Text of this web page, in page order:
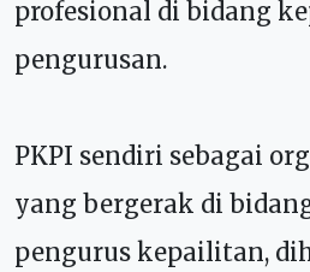
profesional di bidang
pengurusan.
PKPI sendiri sebagai
yang bergerak di
pengurus kepailitan,